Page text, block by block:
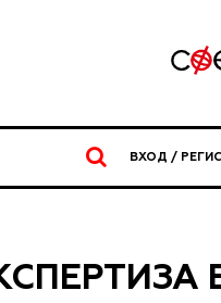
ВХОД /